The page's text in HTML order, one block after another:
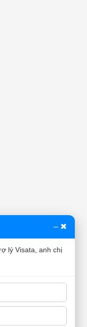
Khai, Quận 3, TPHCM
– ✖
lý Visata, anh chị